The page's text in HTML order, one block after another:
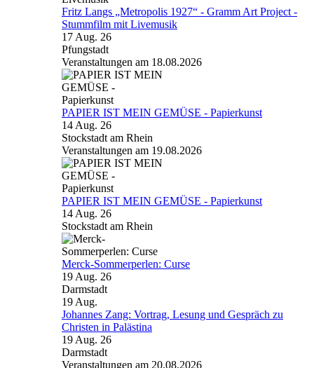
Fritz Langs „Metropolis 1927“ - Gramm Art Project -
Stummfilm mit Livemusik
17 Aug. 26
Pfungstadt
Veranstaltungen am 18.08.2026
PAPIER IST MEIN GEMÜSE - Papierkunst
14 Aug. 26
Stockstadt am Rhein
Veranstaltungen am 19.08.2026
PAPIER IST MEIN GEMÜSE - Papierkunst
14 Aug. 26
Stockstadt am Rhein
Merck-Sommerperlen: Curse
19 Aug. 26
Darmstadt
19 Aug.
Johannes Zang: Vortrag, Lesung und Gespräch zu
Christen in Palästina
19 Aug. 26
Darmstadt
Veranstaltungen am 20.08.2026